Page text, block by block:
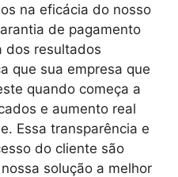
na eficácia do nosso
de pagamento
dos resultados
que sua empresa que
quando começa a
e aumento real
Essa transparência e
do cliente são
solução a melhor